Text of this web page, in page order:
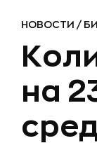
НОВОСТИ /
на